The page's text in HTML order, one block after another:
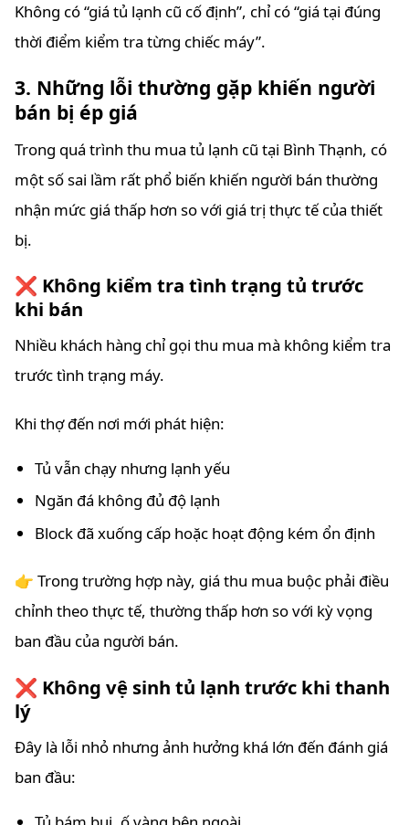
Không có “giá tủ lạnh cũ cố định”, chỉ có “giá tại đúng
thời điểm kiểm tra từng chiếc máy”.
3. Những lỗi thường gặp khiến người
bán bị ép giá
Trong quá trình thu mua tủ lạnh cũ tại Bình Thạnh, có
một số sai lầm rất phổ biến khiến người bán thường
nhận mức giá thấp hơn so với giá trị thực tế của thiết
bị.
❌ Không kiểm tra tình trạng tủ trước
khi bán
Nhiều khách hàng chỉ gọi thu mua mà không kiểm tra
trước tình trạng máy.
Khi thợ đến nơi mới phát hiện:
Tủ vẫn chạy nhưng lạnh yếu
Ngăn đá không đủ độ lạnh
Block đã xuống cấp hoặc hoạt động kém ổn định
👉 Trong trường hợp này, giá thu mua buộc phải điều
chỉnh theo thực tế, thường thấp hơn so với kỳ vọng
ban đầu của người bán.
❌ Không vệ sinh tủ lạnh trước khi thanh
lý
Đây là lỗi nhỏ nhưng ảnh hưởng khá lớn đến đánh giá
ban đầu: